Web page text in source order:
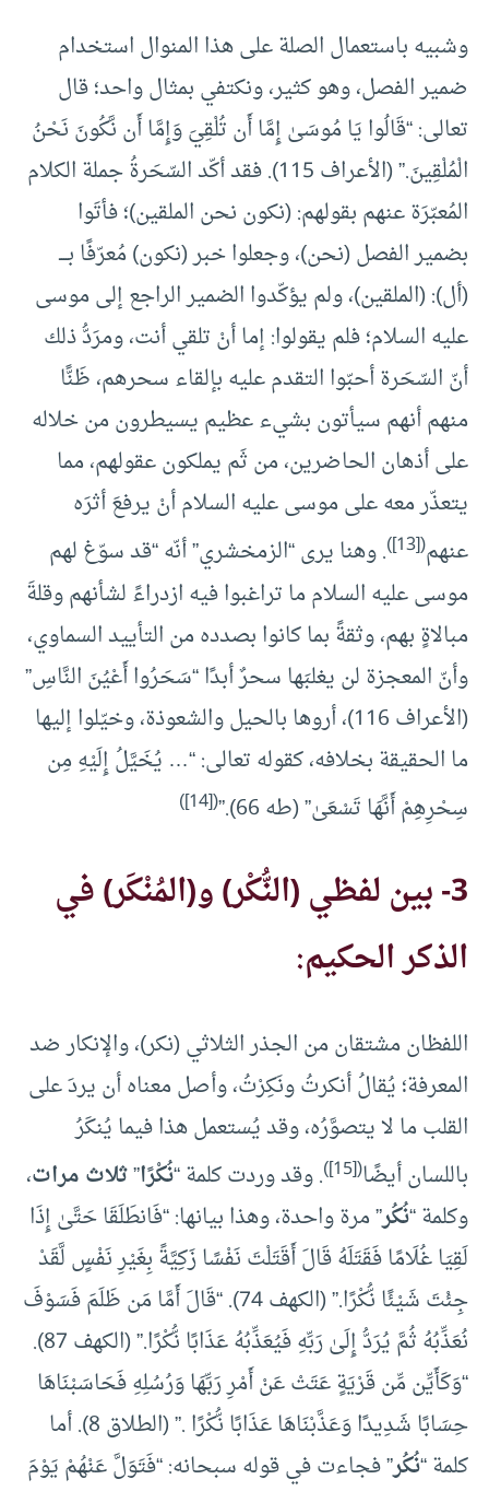
وشبيه باستعمال الصلة على هذا المنوال استخدام
ضمير الفصل، وهو كثير، ونكتفي بمثال واحد؛ قال
تعالى: “قَالُوا يَا مُوسَىٰ إِمَّا أَن تُلْقِيَ وَإِمَّا أَن نَّكُونَ نَحْنُ
الْمُلْقِينَ.” (الأعراف 115). فقد أكّد السّحَرةُ جملة الكلام
المُعبّرَة عنهم بقولهم: (نكون نحن الملقين)؛ فأتَوا
بضمير الفصل (نحن)، وجعلوا خبر (نكون) مُعرّفًا بــــ
(أل): (الملقين)، ولم يؤكّدوا الضمير الراجع إلى موسى
عليه السلام؛ فلم يقولوا: إما أنْ تلقي أنت، ومرَدُّ ذلك
أنّ السّحَرة أحبّوا التقدم عليه بإلقاء سحرهم، ظَنًّا
منهم أنهم سيأتون بشيء عظيم يسيطرون من خلاله
على أذهان الحاضرين، من ثَم يملكون عقولهم، مما
يتعذّر معه على موسى عليه السلام أنْ يرفعَ أثرَه
عنهم(
[13]
). وهنا يرى “الزمخشري” أنّه “قد سوّغ لهم
موسى عليه السلام ما تراغبوا فيه ازدراءً لشأنهم وقلةَ
مبالاةٍ بهم، وثقةً بما كانوا بصدده من التأييد السماوي،
وأنّ المعجزة لن يغلبَها سحرٌ أبدًا “سَحَرُوا أَعْيُنَ النَّاسِ”
(الأعراف 116)، أروها بالحيل والشعوذة، وخيّلوا إليها
ما الحقيقة بخلافه، كقوله تعالى: “… يُخَيَّلُ إِلَيْهِ مِن
سِحْرِهِمْ أَنَّهَا تَسْعَىٰ” (طه 66).”
(
[14]
)
3- بين لفظي (النُّكْر) و(المُنْكَر) في
الذكر الحكيم:
اللفظان مشتقان من الجذر الثلاثي (نكر)، والإنكار ضد
المعرفة؛ يُقالُ أنكرتُ ونَكِرْتُ، وأصل معناه أن يردَ على
القلب ما لا يتصوَّرُه، وقد يُستعمل هذا فيما يُنكَرُ
باللسان أيضًا(
[15]
). وقد وردت كلمة “نُكْرًا”ثلاث مرات،
وكلمة “نُكُر” مرة واحدة، وهذا بيانها: “فَانطَلَقَا حَتَّىٰ إِذَا
لَقِيَا غُلَامًا فَقَتَلَهُ قَالَ أَقَتَلْتَ نَفْسًا زَكِيَّةً بِغَيْرِ نَفْسٍ لَّقَدْ
جِئْتَ شَيْئًا نُّكْرًا.” (الكهف 74). “قَالَ أَمَّا مَن ظَلَمَ فَسَوْفَ
نُعَذِّبُهُ ثُمَّ يُرَدُّ إِلَىٰ رَبِّهِ فَيُعَذِّبُهُ عَذَابًا نُّكْرًا.” (الكهف 87).
“وَكَأَيِّن مِّن قَرْيَةٍ عَتَتْ عَنْ أَمْرِ رَبِّهَا وَرُسُلِهِ فَحَاسَبْنَاهَا
حِسَابًا شَدِيدًا وَعَذَّبْنَاهَا عَذَابًا نُّكْرًا .” (الطلاق 8). أما
كلمة “نُكُر” فجاءت في قوله سبحانه: “فَتَوَلَّ عَنْهُمْ يَوْمَ